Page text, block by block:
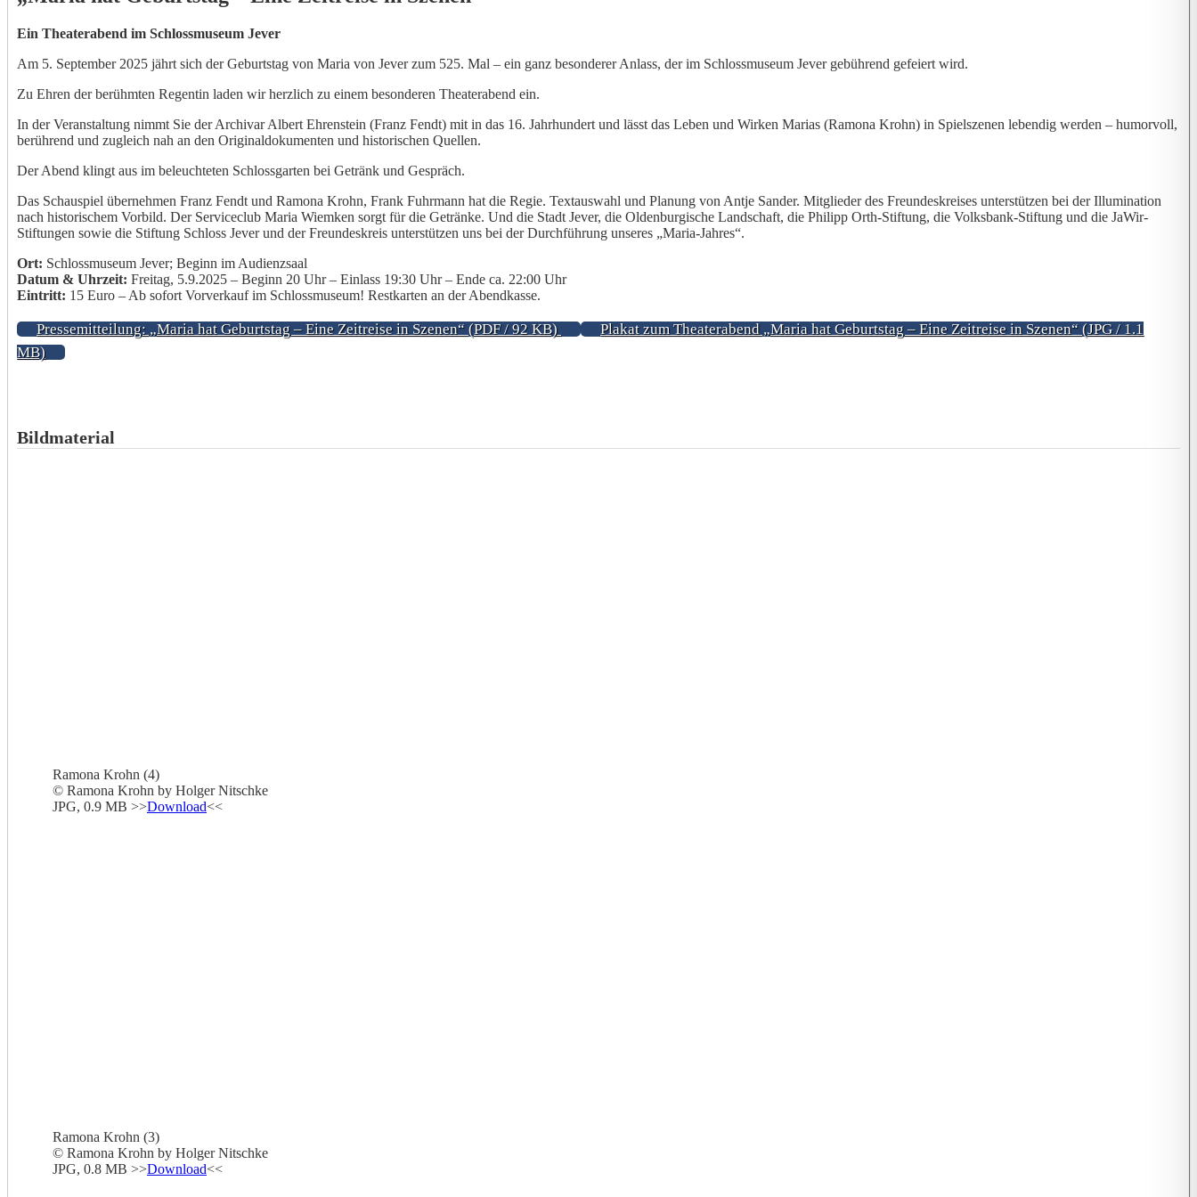
Ein Theaterabend im Schlossmuseum Jever
Am 5. September 2025 jährt sich der Geburtstag von Maria von Jever zum 525. Mal – ein ganz besonderer Anlass, der im Schlossmuseum Jever gebührend gefeiert wird.
Zu Ehren der berühmten Regentin laden wir herzlich zu einem besonderen Theaterabend ein.
In der Veranstaltung nimmt Sie der Archivar Albert Ehrenstein (Franz Fendt) mit in das 16. Jahrhundert und lässt das Leben und Wirken Marias (Ramona Krohn) in Spielszenen lebendig werden – humorvoll,
berührend und zugleich nah an den Originaldokumenten und historischen Quellen.
Der Abend klingt aus im beleuchteten Schlossgarten bei Getränk und Gespräch.
Das Schauspiel übernehmen Franz Fendt und Ramona Krohn, Frank Fuhrmann hat die Regie. Textauswahl und Planung von Antje Sander. Mitglieder des Freundeskreises unterstützen bei der Illumination
nach historischem Vorbild. Der Serviceclub Maria Wiemken sorgt für die Getränke. Und die Stadt Jever, die Oldenburgische Landschaft, die Philipp Orth-Stiftung, die Volksbank-Stiftung und die JaWir-
Stiftungen sowie die Stiftung Schloss Jever und der Freundeskreis unterstützen uns bei der Durchführung unseres „Maria-Jahres“.
Ort: Schlossmuseum Jever; Beginn im Audienzsaal
Datum & Uhrzeit: Freitag, 5.9.2025 – Beginn 20 Uhr – Einlass 19:30 Uhr – Ende ca. 22:00 Uhr
Eintritt: 15 Euro – Ab sofort Vorverkauf im Schlossmuseum! Restkarten an der Abendkasse.
Pressemitteilung: „Maria hat Geburtstag – Eine Zeitreise in Szenen“ (PDF / 92 KB)
Plakat zum Theaterabend „Maria hat Geburtstag – Eine Zeitreise in Szenen“ (JPG / 1.1
MB)
Bildmaterial
Ramona Krohn (4)
© Ramona Krohn by Holger Nitschke
JPG, 0.9 MB >>Download<<
Ramona Krohn (3)
© Ramona Krohn by Holger Nitschke
JPG, 0.8 MB >>Download<<